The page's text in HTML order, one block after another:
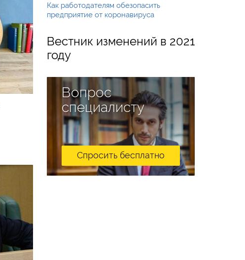
Как работодателям обезопасить
предприятие от коронавируса
Вестник изменений в 2021
году
Вопрос
специалисту
Спросить бесплатно